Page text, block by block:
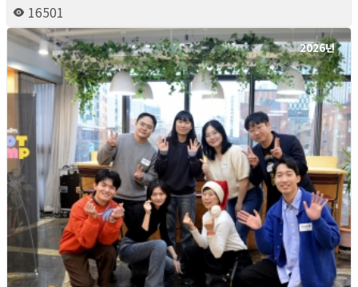
16501
2026년